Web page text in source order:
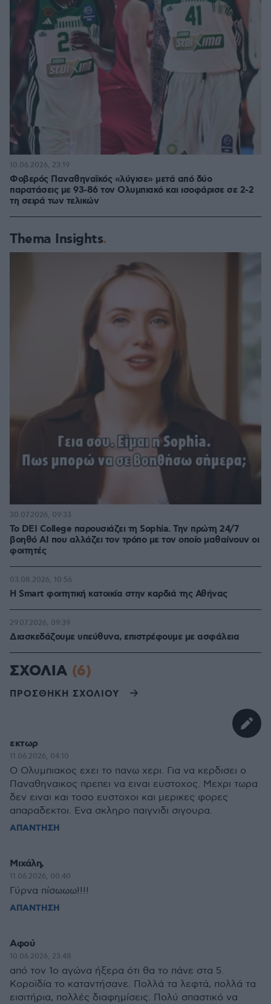
Φοβερός Παναθηναϊκός «λύγισε» μετά από δύο
παρατάσεις με 93-86 τον Ολυμπιακό και ισοφάρισε σε 2-2
τη σειρά των τελικών
10.06.2026, 23:19
Thema Insights
Το DEI College παρουσιάζει τη Sophia. Την πρώτη 24/7
βοηθό AI που αλλάζει τον τρόπο με τον οποίο μαθαίνουν οι
φοιτητές
30.07.2026, 09:33
Η Smart φοιτητική κατοικία στην καρδιά της Αθήνας
03.08.2026, 10:56
Διασκεδάζουμε υπεύθυνα, επιστρέφουμε με ασφάλεια
29.07.2026, 09:39
ΣΧΟΛΙΑ (6)
ΠΡΟΣΘΗΚΗ ΣΧΟΛΙΟΥ
εκτωρ
11.06.2026, 04:10
Ο Ολυμπιακος εχει το πανω χερι. Για να κερδισει ο
Παναθηναικος πρεπει να ειναι ευστοχος. Μεχρι τωρα
δεν ειναι και τοσο ευστοχοι και μερικες φορες
απαραδεκτοι. Ενα σκληρο παιγνιδι σιγουρα.
ΑΠΑΝΤΗΣΗ
Μιχάλη,
11.06.2026, 00:40
Γύρνα πίσωωω!!!!
ΑΠΑΝΤΗΣΗ
Αφού
10.06.2026, 23:48
από τον 1ο αγώνα ήξερα ότι θα το πάνε στα 5.
Κοροϊδία το καταντήσανε. Πολλά τα λεφτά, πολλά τα
εισιτήρια, πολλές διαφημίσεις. Πολύ σπαστικό να